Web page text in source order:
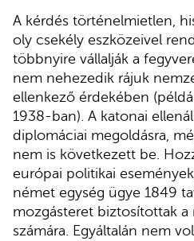
A kérdés történelmietlen,
oly csekély eszközeivel
többnyire vállalják a
nem nehezedik rájuk
ellenkező érdekében
1938-ban). A katonai
diplomáciai megoldásra,
nem is következett be.
európai politikai
német egység ügye 1849
mozgásteret biztosítottak a
számára. Egyáltalán nem